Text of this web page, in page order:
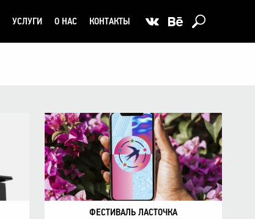
УСЛУГИ О НАС КОНТАКТЫ
ФЕСТИВАЛЬ ЛАСТОЧКА